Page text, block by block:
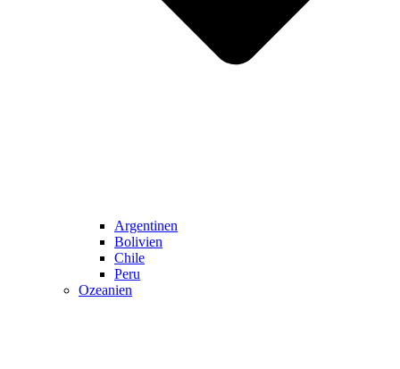
Argentinen
Bolivien
Chile
Peru
Ozeanien